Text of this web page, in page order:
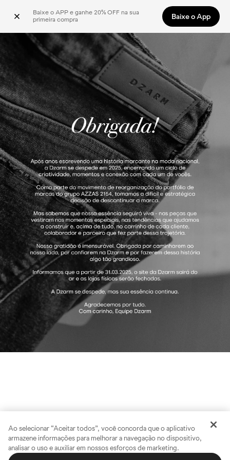
Baixe o APP e ganhe 20% OFF na sua
primeira compra
Baixe o App
Ao selecionar “Aceitar todos”, você concorda que o aplicativo
armazene informações para melhorar a navegação no dispositivo,
analisar o uso e auxiliar em nossos esforços de marketing.